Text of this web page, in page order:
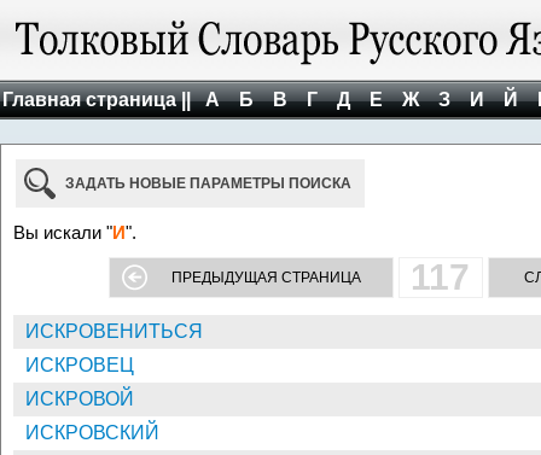
Главная страница || А Б В Г Д Е Ж З И Й
ЗАДАТЬ НОВЫЕ ПАРАМЕТРЫ ПОИСКА
Вы искали "И".
ПРЕДЫДУЩАЯ СТРАНИЦА 117
ИСКРОВЕНИТЬСЯ
ИСКРОВЕЦ
ИСКРОВОЙ
ИСКРОВСКИЙ